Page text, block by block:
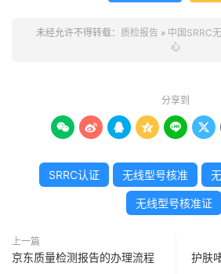
未经允许不得转载： 质检报告 » 中国SRRC
心
分享到
     
SRRC认证 无线型号核准
无线型号核准证
上一篇
京东质量检测报告的办理流程
护肤